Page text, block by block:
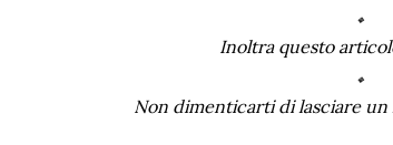
🔸
Inoltra questo
🔸
Non dimenticarti di lasciare un